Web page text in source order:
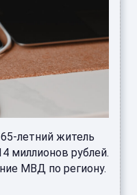
летний житель
миллионов рублей.
МВД по региону.